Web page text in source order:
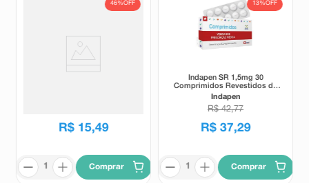
46%OFF
R$ 15,49
Comprar
13%OFF
Indapen SR 1,5mg 30
Comprimidos Revestidos de
Liberação Prolongada
Indapen
R$ 42,77
R$ 37,29
Comprar